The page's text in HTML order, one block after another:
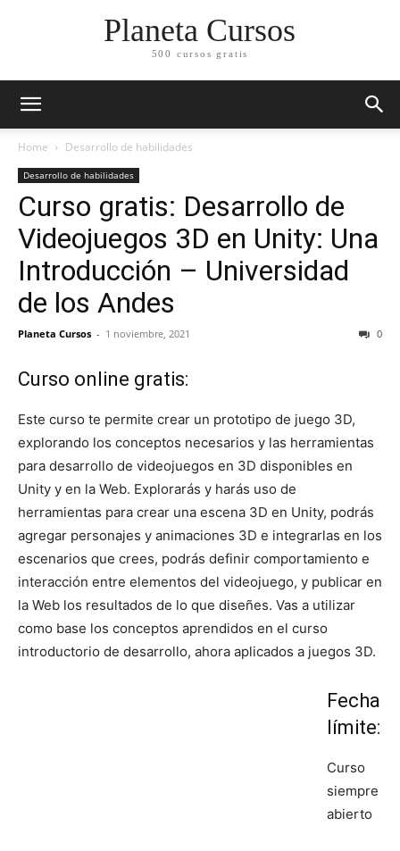
Planeta Cursos
500 cursos gratis
Home Desarrollo de habilidades
Desarrollo de habilidades
Curso gratis: Desarrollo de
Videojuegos 3D en Unity: Una
Introducción – Universidad
de los Andes
Planeta Cursos - 1 noviembre, 2021 0
Curso online gratis:
Este curso te permite crear un prototipo de juego 3D,
explorando los conceptos necesarios y las herramientas
para desarrollo de videojuegos en 3D disponibles en
Unity y en la Web. Explorarás y harás uso de
herramientas para crear una escena 3D en Unity, podrás
agregar personajes y animaciones 3D e integrarlas en los
escenarios que crees, podrás definir comportamiento e
interacción entre elementos del videojuego, y publicar en
la Web los resultados de lo que diseñes. Vas a utilizar
como base los conceptos aprendidos en el curso
introductorio de desarrollo, ahora aplicados a juegos 3D.
Fecha
límite:
Curso
siempre
abierto